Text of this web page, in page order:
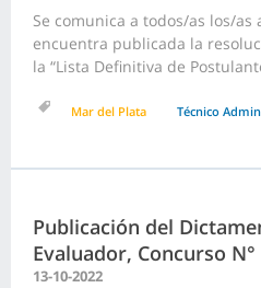
Se comunica a todos/as los/as
encuentra publicada la
la “Lista Definitiva de
Mar del Plata Técnico
Publicación del
Evaluador, Concurso N°
13-10-2022